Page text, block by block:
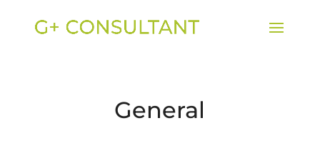
General